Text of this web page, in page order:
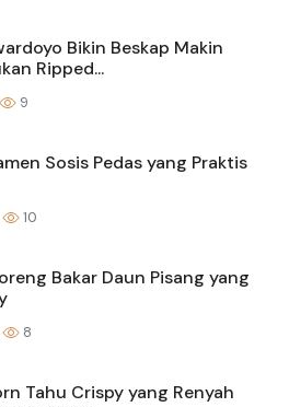
Bikin Beskap Makin
Ripped...
9
Sosis Pedas yang Praktis
10
Bakar Daun Pisang yang
8
Tahu Crispy yang Renyah